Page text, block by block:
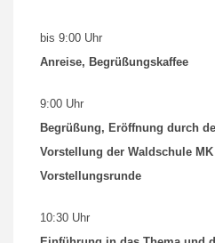
bis 9:00 Uhr
Anreise, Begrüßungskaffee
9:00 Uhr
Begrüßung, Eröffnung durch
Vorstellung der Waldschule MK
Vorstellungsrunde
10:30 Uhr